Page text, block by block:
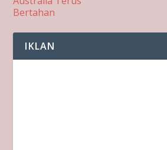
Bertahan
IKLAN